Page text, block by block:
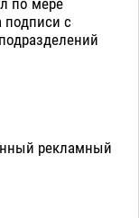
по мере
подписи с
рекламный